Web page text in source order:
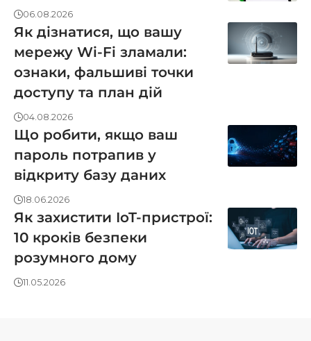
06.08.2026
Як дізнатися, що вашу
мережу Wi-Fi зламали:
ознаки, фальшиві точки
доступу та план дій
04.08.2026
Що робити, якщо ваш
пароль потрапив у
відкриту базу даних
18.06.2026
Як захистити IoT-пристрої:
10 кроків безпеки
розумного дому
11.05.2026